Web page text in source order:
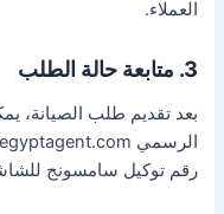
العملاء.
3. متابعة حالة الطلب
بعد تقديم طلب الصيانة،
رقم توكيل سامسونج